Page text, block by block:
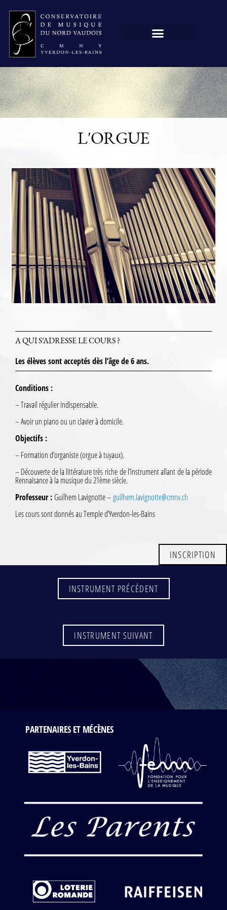
L'ORGUE
A QUI S’ADRESSE LE COURS ?
Les élèves sont acceptés dès l’âge de 6 ans.
Conditions :
– Travail régulier indispensable.
– Avoir un piano ou un clavier à domicile.
Objectifs :
– Formation d’organiste (orgue à tuyaux).
– Découverte de la littérature très riche de l’instrument allant de la période
Rennaisance à la musique du 21ème siècle.
Professeur :Guilhem Lavignotte –guilhem.lavignotte@cmnv.ch
Les cours sont donnés au Temple d’Yverdon-les-Bains
INSCRIPTION
INSTRUMENT PRÉCÉDENT
INSTRUMENT SUIVANT
PARTENAIRES ET MÉCÈNES